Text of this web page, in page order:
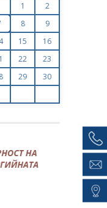
Теменужка Петкова:
развитие на
немислимо без
случващото се в
1
2
8
9
15
16
22
23
29
30